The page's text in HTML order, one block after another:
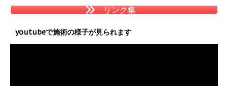
リンク集
youtubeで施術の様子が見られます